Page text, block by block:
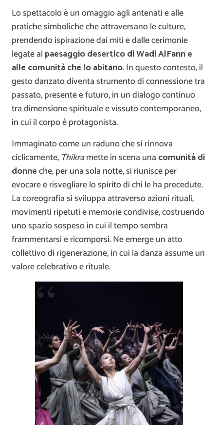
Lo spettacolo è un omaggio agli antenati e alle
pratiche simboliche che attraversano le culture,
prendendo ispirazione dai miti e dalle cerimonie
legate al paesaggio desertico di Wadi AlFann e
alle comunità che lo abitano. In questo contesto, il
gesto danzato diventa strumento di connessione tra
passato, presente e futuro, in un dialogo continuo
tra dimensione spirituale e vissuto contemporaneo,
in cui il corpo è protagonista.
Immaginato come un raduno che si rinnova
ciclicamente, Thikramette in scena una comunità di
donneche, per una sola notte, si riunisce per
evocare e risvegliare lo spirito di chi le ha precedute.
La coreografia si sviluppa attraverso azioni rituali,
movimenti ripetuti e memorie condivise, costruendo
uno spazio sospeso in cui il tempo sembra
frammentarsi e ricomporsi. Ne emerge un atto
collettivo di rigenerazione, in cui la danza assume un
valore celebrativo e rituale.